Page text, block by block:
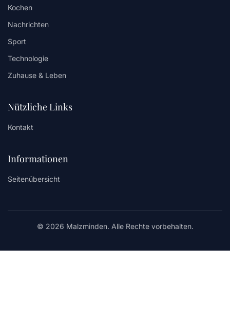
Kochen
Nachrichten
Sport
Technologie
Zuhause & Leben
Nützliche Links
Kontakt
Informationen
Seitenübersicht
© 2026 Malzminden. Alle Rechte vorbehalten.